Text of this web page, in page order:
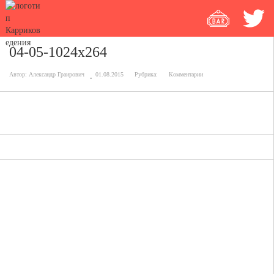
04-05-1024x264
Автор: Александр Граирович 01.08.2015 Рубрика: Комментарии